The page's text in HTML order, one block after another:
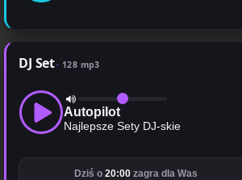
DJ Set 128 mp3
Autopilot
Najlepsze Sety DJ-skie
Dziś o 20:00zagra dla Was